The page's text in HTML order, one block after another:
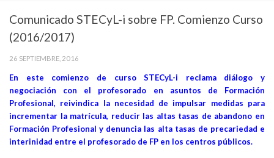
Comunicado STECyL-i sobre FP. Comienzo Curso
(2016/2017)
26 SEPTIEMBRE, 2016
En este comienzo de curso STECyL-i reclama diálogo y
negociación con el profesorado en asuntos de Formación
Profesional, reivindica la necesidad de impulsar medidas para
incrementar la matrícula, reducir las altas tasas de abandono en
Formación Profesional y denuncia las alta tasas de precariedad e
interinidad entre el profesorado de FP en los centros públicos.